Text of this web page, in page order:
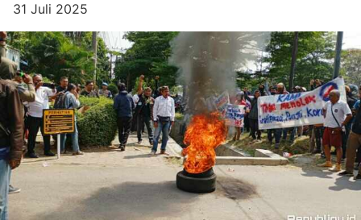
31 Juli 2025